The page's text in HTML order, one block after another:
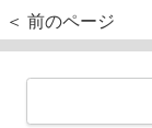
＜ 前のページ